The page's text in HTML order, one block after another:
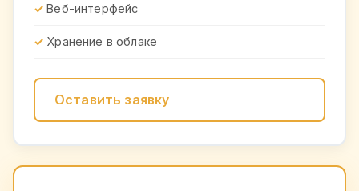
Веб-интерфейс
Хранение в облаке
Оставить заявку